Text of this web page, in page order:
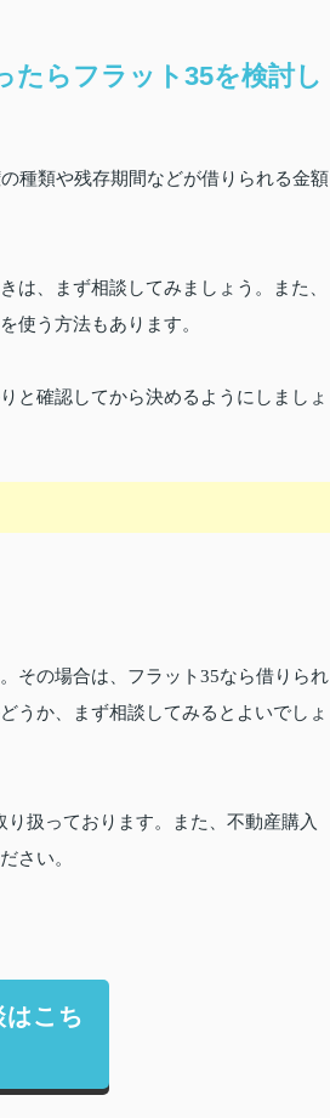
たらフラット35を検討し
種類や残存期間などが借りられる金額
は、まず相談してみましょう。また、
使う方法もあります。
と確認してから決めるようにしましょ
その場合は、フラット35なら借りられ
うか、まず相談してみるとよいでしょ
扱っております。また、不動産購入
さい。
こち